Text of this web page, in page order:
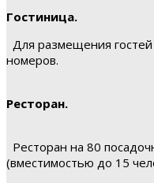
Гостиница.
Для размещения
номеров.
Ресторан.
Ресторан на 80
(вместимостью до 15